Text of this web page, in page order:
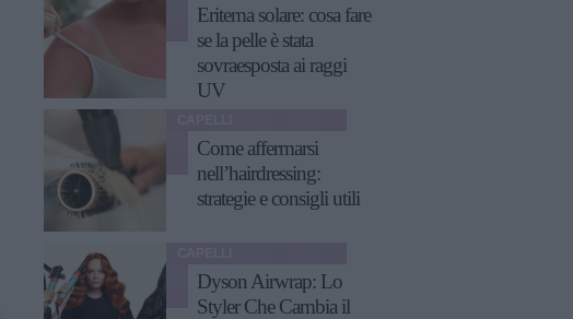
Eritema solare: cosa fare
se la pelle è stata
sovraesposta ai raggi
UV
Come affermarsi
nell’hairdressing:
strategie e consigli utili
Dyson Airwrap: Lo
Styler Che Cambia il